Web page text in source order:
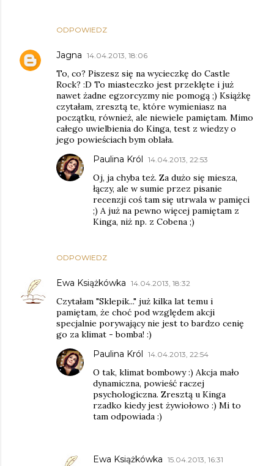
ODPOWIEDZ
Jagna 14.04.2013, 18:06
To, co? Piszesz się na wycieczkę do Castle
Rock? :D To miasteczko jest przeklęte i już
nawet żadne egzorcyzmy nie pomogą ;) Książkę
czytałam, zresztą te, które wymieniasz na
początku, również, ale niewiele pamiętam. Mimo
całego uwielbienia do Kinga, test z wiedzy o
jego powieściach bym oblała.
ODPOWIEDZ
Paulina Król 14.04.2013, 22:53
Oj, ja chyba też. Za dużo się miesza,
łączy, ale w sumie przez pisanie
recenzji coś tam się utrwala w pamięci
;) A już na pewno więcej pamiętam z
Kinga, niż np. z Cobena ;)
Ewa Książkówka 14.04.2013, 18:32
Czytałam "Sklepik..." już kilka lat temu i
pamiętam, że choć pod względem akcji
specjalnie porywający nie jest to bardzo cenię
go za klimat - bomba! :)
Paulina Król 14.04.2013, 22:54
O tak, klimat bombowy :) Akcja mało
dynamiczna, powieść raczej
psychologiczna. Zresztą u Kinga
rzadko kiedy jest żywiołowo :) Mi to
tam odpowiada :)
Ewa Książkówka 15.04.2013, 16:31